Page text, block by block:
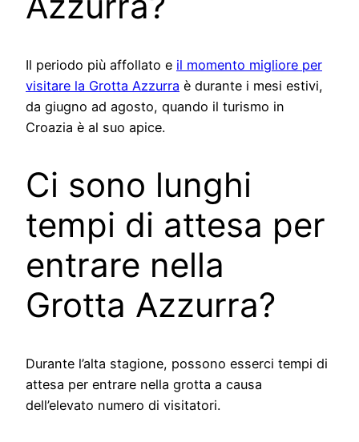
Il periodo più affollato e il momento migliore per
visitare la Grotta Azzurra è durante i mesi estivi,
da giugno ad agosto, quando il turismo in
Croazia è al suo apice.
Ci sono lunghi
tempi di attesa per
entrare nella
Grotta Azzurra?
Durante l’alta stagione, possono esserci tempi di
attesa per entrare nella grotta a causa
dell’elevato numero di visitatori.